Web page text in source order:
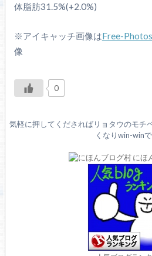
体脂肪31.5%(+2.0%)
※アイキャッチ画像はFree-Photos
像
0
気軽に押してくださればリョタウのモチ
くなりwin-winで